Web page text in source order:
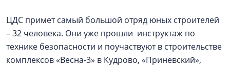
ЦДС примет самый большой отряд юных строителей
– 32 человека. Они уже прошли инструктаж по
технике безопасности и поучаствуют в строительстве
комплексов «Весна-3» в Кудрово, «Приневский»,